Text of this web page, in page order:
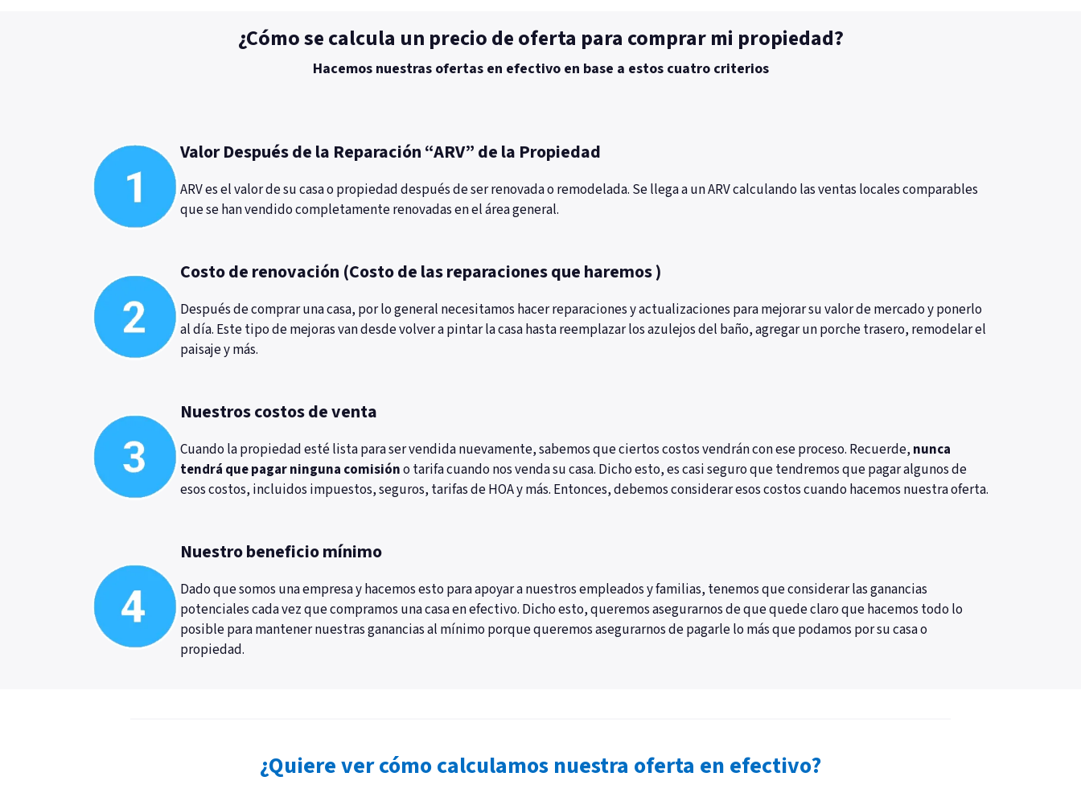
¿Cómo se calcula un precio de oferta para comprar mi propiedad?
Hacemos nuestras ofertas en efectivo en base a estos cuatro criterios
Valor Después de la Reparación “ARV” de la Propiedad
ARV es el valor de su casa o propiedad después de ser renovada o remodelada. Se llega a un ARV calculando las ventas locales comparables
que se han vendidocompletamente renovadasen el área general.
Costo de renovación (Costo de las reparaciones que haremos)
Después de comprar una casa, por lo general necesitamos hacer reparaciones y actualizaciones para mejorar su valor de mercado y ponerlo
al día. Este tipo de mejoras van desde volver a pintar la casa hasta reemplazar los azulejos del baño, agregar un porche trasero, remodelar el
paisaje y más.
Nuestros costos de venta
Cuando la propiedad esté lista para ser vendida nuevamente, sabemos que ciertos costos vendrán con ese proceso. Recuerde, nunca
tendrá que pagar ninguna comisióno tarifa cuando nos venda su casa. Dicho esto, es casi seguro que tendremos que pagar algunos de
esos costos, incluidos impuestos, seguros, tarifas de HOA y más. Entonces, debemos considerar esos costos cuando hacemos nuestra oferta.
Nuestro beneficio mínimo
Dado que somos una empresa y hacemos esto para apoyar a nuestros empleados y familias, tenemos que considerar las ganancias
potenciales cada vez que compramos una casa en efectivo. Dicho esto, queremos asegurarnos de que quede claro que hacemos todo lo
posible para mantener nuestras ganancias al mínimo porque queremos asegurarnos de pagarle lo más que podamos por su casa o
propiedad.
¿Quiere ver cómo calculamos nuestra oferta en efectivo?